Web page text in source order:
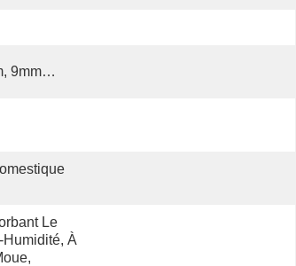
9mm…
Le
Humidité, À